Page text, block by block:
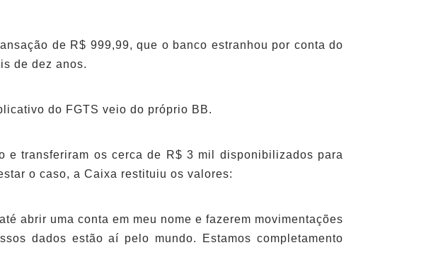
de R$ 999,99, que o banco estranhou por conta do
de dez anos.
do FGTS veio do próprio BB.
e transferiram os cerca de R$ 3 mil disponibilizados para
o caso, a Caixa restituiu os valores:
abrir uma conta em meu nome e fazerem movimentações
dados estão aí pelo mundo. Estamos completamento